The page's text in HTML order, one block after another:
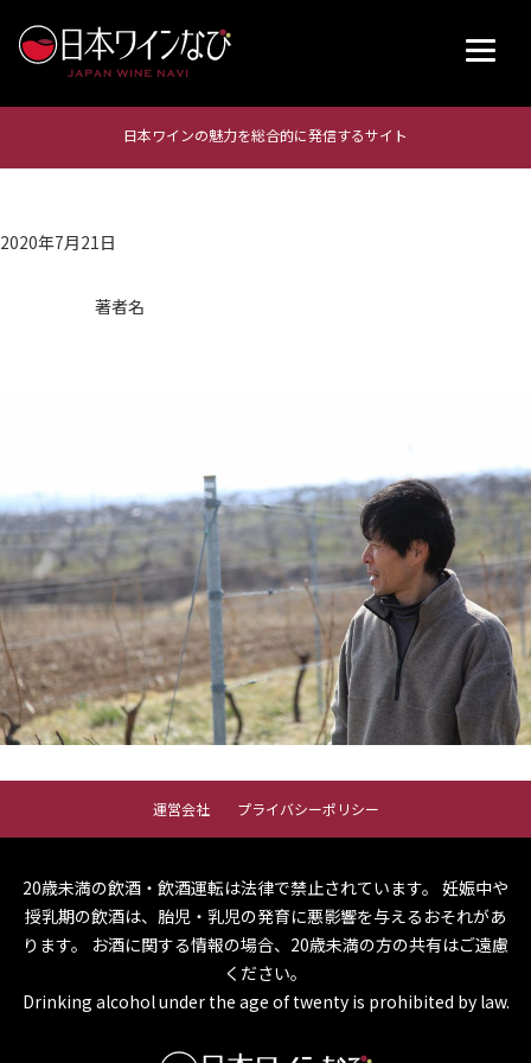
日本ワインの魅力を総合的に発信するサイト
2020年7月21日
著者名
運営会社 プライバシーポリシー
20歳未満の飲酒・飲酒運転は法律で禁止されています。 妊娠中や
授乳期の飲酒は、胎児・乳児の発育に悪影響を与えるおそれがあ
ります。
お酒に関する情報の場合、20歳未満の方の共有はご遠慮
ください。
Drinking alcohol under the age of twenty is prohibited by law.